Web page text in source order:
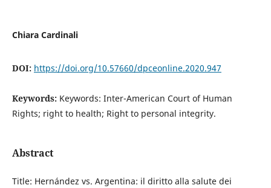
Chiara Cardinali
DOI: https://doi.org/10.57660/dpceonline.2020.947
Keywords: Keywords: Inter-American Court of Human
Rights; right to health; Right to personal integrity.
Abstract
Title: Hernández vs. Argentina: il diritto alla salute dei